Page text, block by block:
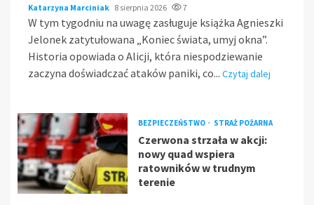
Katarzyna Marciniak 8 sierpnia 2026 7
W tym tygodniu na uwagę zasługuje książka Agnieszki
Jelonek zatytułowana „Koniec świata, umyj okna”.
Historia opowiada o Alicji, która niespodziewanie
zaczyna doświadczać ataków paniki, co... Czytaj dalej
BEZPIECZEŃSTWO STRAŻ POŻARNA
Czerwona strzała w akcji:
nowy quad wspiera
ratowników w trudnym
terenie